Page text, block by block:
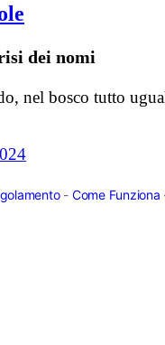
dei nomi
nel bosco tutto
- Come Funziona